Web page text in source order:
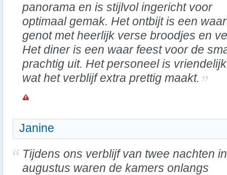
panorama en is stijlvol ingericht voor
optimaal gemak. Het ontbijt is een waar
genot met heerlijk verse broodjes en
Het diner is een waar feest voor de
prachtig uit. Het personeel is
wat het verblijf extra prettig maakt.
Janine
Tijdens ons verblijf van twee nachten in
augustus waren de kamers onlangs